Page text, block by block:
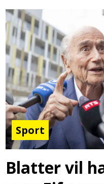
Sport
Blatter vil